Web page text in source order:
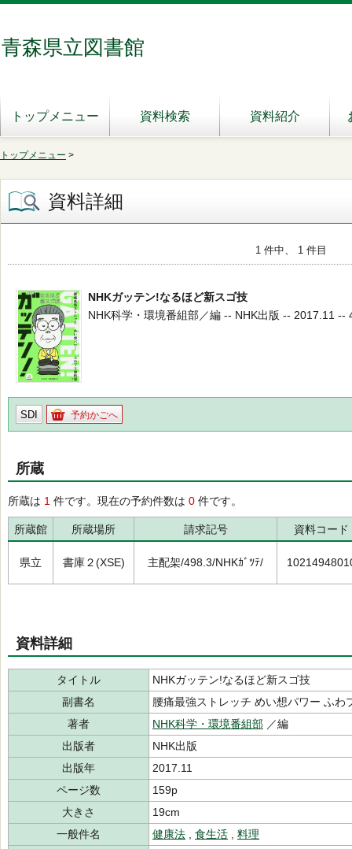
青森県立図書館
トップメニュー 資料検索 資料紹介
トップメニュー >
資料詳細
1 件中、 1 件目
NHKガッテン!なるほど新スゴ技
NHK科学・環境番組部／編 -- NHK出版 -- 2017.11 --
SDI 予約かごへ
所蔵
所蔵は 1 件です。現在の予約件数は 0 件です。
所蔵館 所蔵場所 請求記号 資料コード
県立 書庫２(XSE) 主配架/498.3/NHKｶﾞﾂﾃ/
資料詳細
タイトル
NHKガッテン!なるほど新スゴ技
副書名
腰痛最強ストレッチ めい想パワー ふわ
著者
NHK科学・環境番組部 ／編
出版者
NHK出版
出版年
2017.11
ページ数
159p
大きさ
19cm
一般件名
健康法 食生活
料理